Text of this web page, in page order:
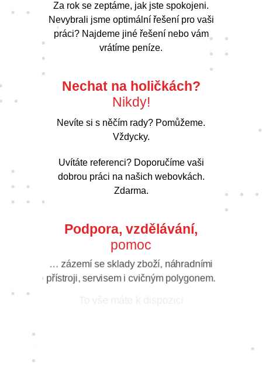
Za rok se zeptáme, jak jste spokojeni.
Nevybrali jsme optimální řešení pro vaši
práci? Najdeme jiné řešení nebo vám
vrátíme peníze.
Nechat na holičkách?
Nikdy!
Nevíte si s něčím rady? Pomůžeme.
Vždycky.
Uvítáte referenci? Doporučíme vaši
dobrou práci na našich webovkách.
Zdarma.
Podpora, vzdělávání,
pomoc
… zázemí se sklady zboží, náhradními
přístroji, servisem i cvičným polygonem.